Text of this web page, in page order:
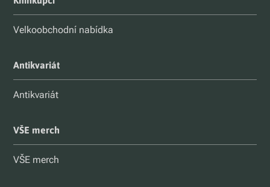
Velkoobchodní nabídka
Antikvariát
Antikvariát
VŠE merch
VŠE merch